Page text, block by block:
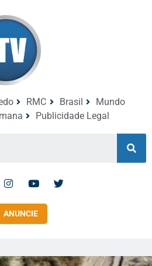
RMC Brasil
Mundo
Publicidade Legal
ANUNCIE